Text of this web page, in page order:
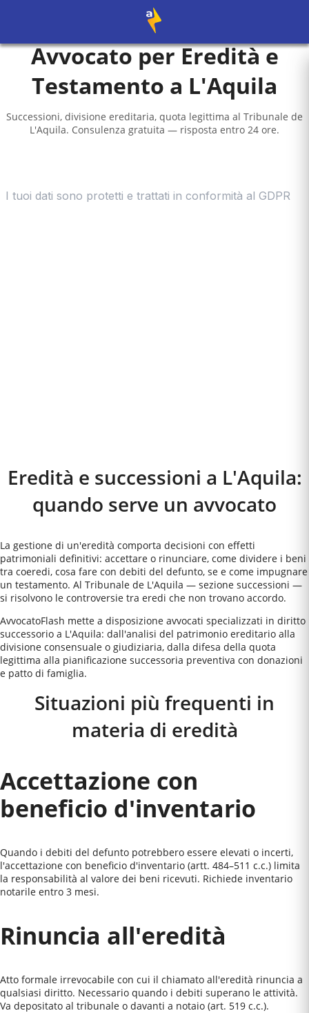
Avvocato per Eredità e
Testamento a L'Aquila
Successioni, divisione ereditaria, quota legittima al Tribunale de
L'Aquila. Consulenza gratuita — risposta entro 24 ore.
Eredità e successioni a L'Aquila:
quando serve un avvocato
La gestione di un'eredità comporta decisioni con effetti
patrimoniali definitivi: accettare o rinunciare, come dividere i beni
tra coeredi, cosa fare con debiti del defunto, se e come impugnare
un testamento. Al Tribunale de L'Aquila — sezione successioni —
si risolvono le controversie tra eredi che non trovano accordo.
AvvocatoFlash mette a disposizione avvocati specializzati in diritto
successorio a L'Aquila: dall'analisi del patrimonio ereditario alla
divisione consensuale o giudiziaria, dalla difesa della quota
legittima alla pianificazione successoria preventiva con donazioni
e patto di famiglia.
Situazioni più frequenti in
materia di eredità
Accettazione con
beneficio d'inventario
Quando i debiti del defunto potrebbero essere elevati o incerti,
l'accettazione con beneficio d'inventario (artt. 484–511 c.c.) limita
la responsabilità al valore dei beni ricevuti. Richiede inventario
notarile entro 3 mesi.
Rinuncia all'eredità
Atto formale irrevocabile con cui il chiamato all'eredità rinuncia a
qualsiasi diritto. Necessario quando i debiti superano le attività.
Va depositato al tribunale o davanti a notaio (art. 519 c.c.).